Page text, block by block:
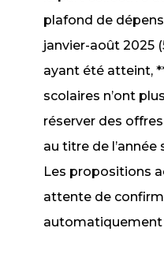
plafond de
janvier-août 2025
ayant été atteint,
scolaires n’ont
réserver des
au titre de l’année
Les propositions
attente de
automatiquement